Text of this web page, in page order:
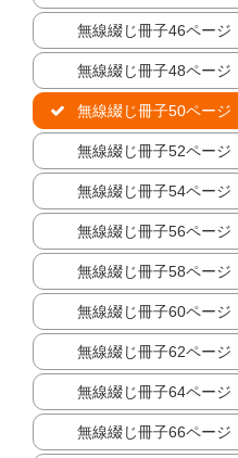
無線綴じ冊子46ページ
無線綴じ冊子48ページ
無線綴じ冊子50ページ
無線綴じ冊子52ページ
無線綴じ冊子54ページ
無線綴じ冊子56ページ
無線綴じ冊子58ページ
無線綴じ冊子60ページ
無線綴じ冊子62ページ
無線綴じ冊子64ページ
無線綴じ冊子66ページ